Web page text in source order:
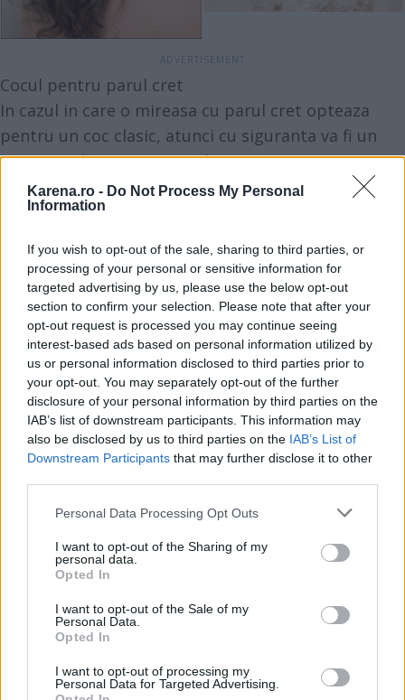
Karena.ro - Do Not Process My Personal
Information
If you wish to opt-out of the sale, sharing to third parties, or
processing of your personal or sensitive information for
targeted advertising by us, please use the below opt-out
section to confirm your selection. Please note that after your
opt-out request is processed you may continue seeing
interest-based ads based on personal information utilized by
us or personal information disclosed to third parties prior to
your opt-out. You may separately opt-out of the further
disclosure of your personal information by third parties on the
IAB’s list of downstream participants. This information may
also be disclosed by us to third parties on the IAB’s List of
Downstream Participants that may further disclose it to other
Please note that this website/app uses one or more Google
not limited to your visit or usage behaviour. You may click to
grant or deny consent to Google and its third-party tags to
use your data for below specified purposes in below Google
consent section.
Personal Data Processing Opt Outs
I want to opt-out of the Sharing of my
personal data.
Opted In
I want to opt-out of the Sale of my
Personal Data.
Opted In
I want to opt-out of processing my
Personal Data for Targeted Advertising.
Cocul pentru parul cret
In cazul in care o mireasa cu parul cret opteaza
pentru un coc clasic, atunci cu siguranta va fi un
coc special. Este recomandat sa optezi pentru
acest tip de coafura mai ales daca umiditatea este
crescuta. Este bine stiut ca parul cret reactioneaza
aceasta problema. In cazul in care alegi un coc lejer,
florile naturale si agrafele de par nu trebuie sa
lipseasca. Rezultatul va fi deosebit.
Vezi și
Idei de manichiura pe care sa nu le
alegi niciodata pentru nunta
10 idei de manichiura pe care sa le
Par gras: cauze și sfaturi pentru